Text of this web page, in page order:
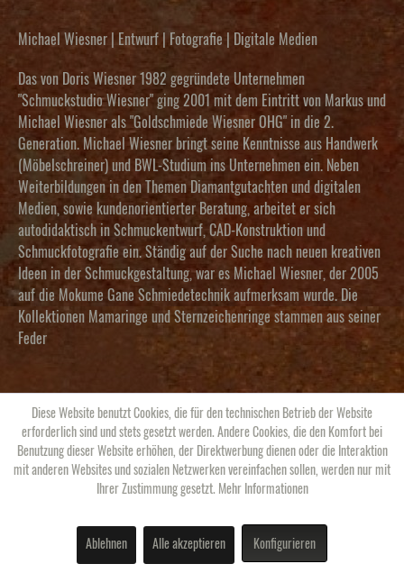
Michael Wiesner | Entwurf | Fotografie | Digitale Medien
Das von Doris Wiesner 1982 gegründete Unternehmen
"Schmuckstudio Wiesner" ging 2001 mit dem Eintritt von Markus und
Michael Wiesner als "Goldschmiede Wiesner OHG" in die 2.
Generation. Michael Wiesner bringt seine Kenntnisse aus Handwerk
(Möbelschreiner) und BWL-Studium ins Unternehmen ein. Neben
Weiterbildungen in den Themen Diamantgutachten und digitalen
Medien, sowie kundenorientierter Beratung, arbeitet er sich
autodidaktisch in Schmuckentwurf, CAD-Konstruktion und
Schmuckfotografie ein. Ständig auf der Suche nach neuen kreativen
Ideen in der Schmuckgestaltung, war es Michael Wiesner, der 2005
auf die Mokume Gane Schmiedetechnik aufmerksam wurde. Die
Kollektionen Mamaringe und Sternzeichenringe stammen aus seiner
Feder
Diese Website benutzt Cookies, die für den technischen Betrieb der Website
erforderlich sind und stets gesetzt werden. Andere Cookies, die den Komfort bei
Benutzung dieser Website erhöhen, der Direktwerbung dienen oder die Interaktion
mit anderen Websites und sozialen Netzwerken vereinfachen sollen, werden nur mit
Ihrer Zustimmung gesetzt. Mehr Informationen
Ablehnen Alle akzeptieren Konfigurieren